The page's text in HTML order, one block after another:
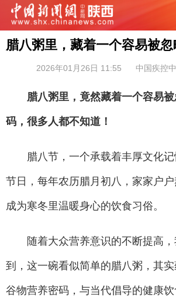
腊八粥里，藏着一个容易被
2026年01月26日 11:55 中国疾控
腊八粥里，竟然藏着一个容易
码，很多人都不知道！
腊八节，一个承载着丰厚文化记
节日，每年农历腊月初八，家家户
成为寒冬里温暖身心的饮食习俗。
随着大众营养意识的不断提高，
到，这一碗看似简单的腊八粥，其
谷物营养密码，与当代倡导的健康